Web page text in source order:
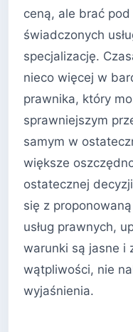
ceną, ale brać pod
świadczonych
specjalizację.
nieco więcej w
prawnika, który
sprawniejszym
samym w
większe
ostatecznej
się z
usług prawnych,
warunki są jasne i
wątpliwości, nie
wyjaśnienia.